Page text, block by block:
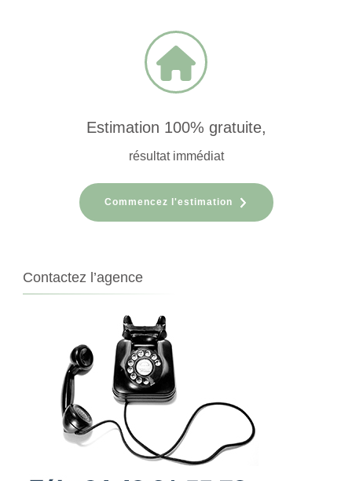
Estimation 100% gratuite,
résultat immédiat
Commencez l'estimation
Contactez l’agence